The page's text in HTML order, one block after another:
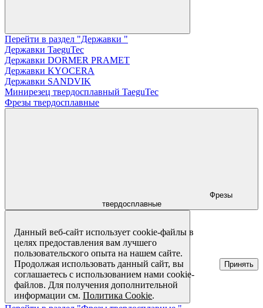
Перейти в раздел "Державки "
Державки TaeguTec
Державки DORMER PRAMET
Державки KYOCERA
Державки SANDVIK
Минирезец твердосплавный TaeguTec
Фрезы твердосплавные
Фрезы
твердосплавные
Данный веб-сайт использует cookie-файлы в
целях предоставления вам лучшего
пользовательского опыта на нашем сайте.
Продолжая использовать данный сайт, вы
соглашаетесь с использованием нами cookie-
файлов. Для получения дополнительной
информации см.Политика Cookie.
Принять